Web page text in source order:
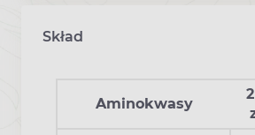
Skład
Aminokwasy